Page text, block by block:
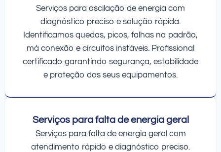
Serviços para oscilação de energia com
diagnóstico preciso e solução rápida.
Identificamos quedas, picos, falhas no padrão,
má conexão e circuitos instáveis. Profissional
certificado garantindo segurança, estabilidade
e proteção dos seus equipamentos.
Serviços para falta de energia geral
Serviços para falta de energia geral com
atendimento rápido e diagnóstico preciso.